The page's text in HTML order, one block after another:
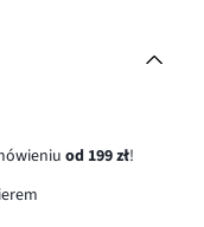
od 199 zł!